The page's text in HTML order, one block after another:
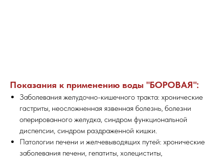
Показания к применению воды "БОРОВАЯ":
Заболевания желудочно-кишечного тракта: хронические
гастриты, неосложненная язвенная болезнь, болезни
оперированного желудка, синдром функциональной
диспепсии, синдром раздраженной кишки.
Патологии печени и желчевыводящих путей: хронические
заболевания печени, гепатиты, холециститы,